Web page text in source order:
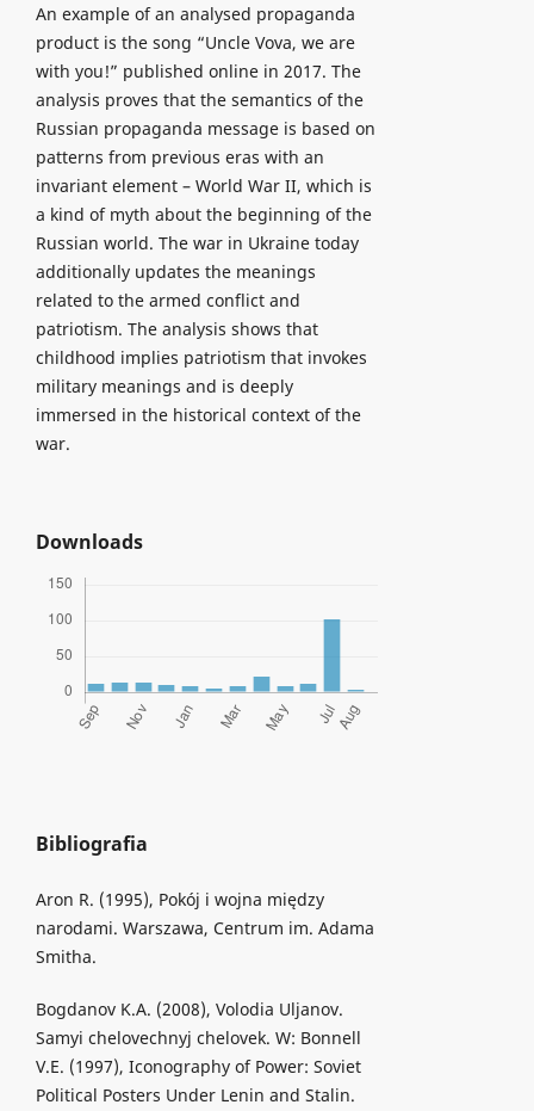
An example of an analysed propaganda
product is the song “Uncle Vova, we are
with you!” published online in 2017. The
analysis proves that the semantics of the
Russian propaganda message is based on
patterns from previous eras with an
invariant element – World War II, which is
a kind of myth about the beginning of the
Russian world. The war in Ukraine today
additionally updates the meanings
related to the armed conflict and
patriotism. The analysis shows that
childhood implies patriotism that invokes
military meanings and is deeply
immersed in the historical context of the
war.
Downloads
Bibliografia
Aron R. (1995), Pokój i wojna między
narodami. Warszawa, Centrum im. Adama
Smitha.
Bogdanov K.A. (2008), Volodia Uljanov.
Samyi chelovechnyj chelovek. W: Bonnell
V.E. (1997), Iconography of Power: Soviet
Political Posters Under Lenin and Stalin.